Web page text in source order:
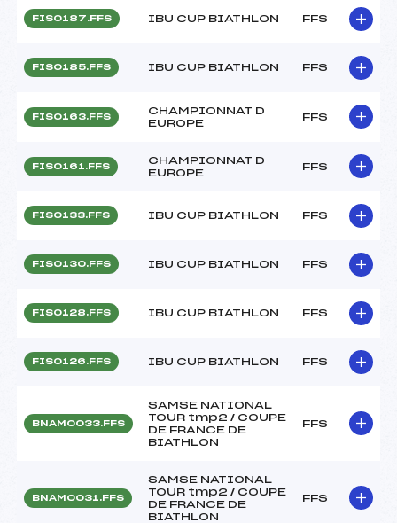
FIS0187.FFS IBU CUP BIATHLON FFS
FIS0185.FFS IBU CUP BIATHLON FFS
FIS0163.FFS
CHAMPIONNAT D
EUROPE
FFS
FIS0161.FFS
CHAMPIONNAT D
EUROPE
FFS
FIS0133.FFS IBU CUP BIATHLON FFS
FIS0130.FFS IBU CUP BIATHLON FFS
FIS0128.FFS IBU CUP BIATHLON FFS
FIS0126.FFS IBU CUP BIATHLON FFS
BNAM0033.FFS
SAMSE NATIONAL
TOUR tmp2 / COUPE
DE FRANCE DE
BIATHLON
FFS
BNAM0031.FFS
SAMSE NATIONAL
TOUR tmp2 / COUPE
DE FRANCE DE
BIATHLON
FFS